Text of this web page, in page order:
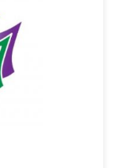
hacia opciones
en unas
los temores de
por otro. El
vencedor a